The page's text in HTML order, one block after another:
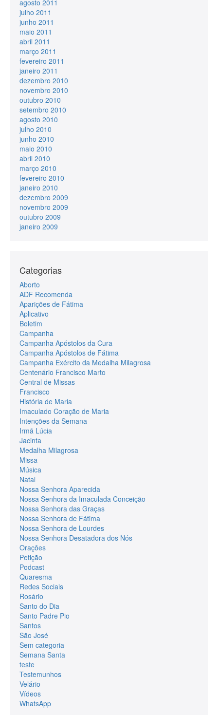
agosto 2011
julho 2011
junho 2011
maio 2011
abril 2011
março 2011
fevereiro 2011
janeiro 2011
dezembro 2010
novembro 2010
outubro 2010
setembro 2010
agosto 2010
julho 2010
junho 2010
maio 2010
abril 2010
março 2010
fevereiro 2010
janeiro 2010
dezembro 2009
novembro 2009
outubro 2009
janeiro 2009
Categorias
Aborto
ADF Recomenda
Aparições de Fátima
Aplicativo
Boletim
Campanha
Campanha Apóstolos da Cura
Campanha Apóstolos de Fátima
Campanha Exército da Medalha Milagrosa
Centenário Francisco Marto
Central de Missas
Francisco
História de Maria
Imaculado Coração de Maria
Intenções da Semana
Irmã Lúcia
Jacinta
Medalha Milagrosa
Missa
Música
Natal
Nossa Senhora Aparecida
Nossa Senhora da Imaculada Conceição
Nossa Senhora das Graças
Nossa Senhora de Fátima
Nossa Senhora de Lourdes
Nossa Senhora Desatadora dos Nós
Orações
Petição
Podcast
Quaresma
Redes Sociais
Rosário
Santo do Dia
Santo Padre Pio
Santos
São José
Sem categoria
Semana Santa
teste
Testemunhos
Velário
Vídeos
WhatsApp